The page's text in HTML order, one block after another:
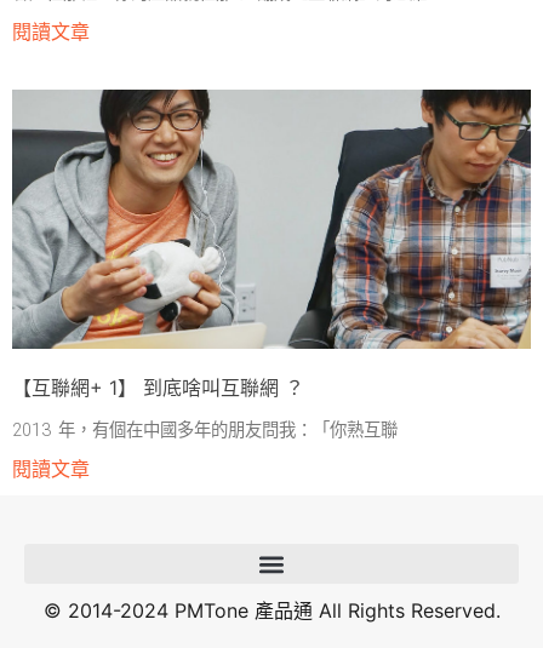
閱讀文章
【互聯網+ 1】 到底啥叫互聯網 ？
2013 年，有個在中國多年的朋友問我：「你熟互聯
閱讀文章
© 2014-2024 PMTone 產品通 All Rights Reserved.